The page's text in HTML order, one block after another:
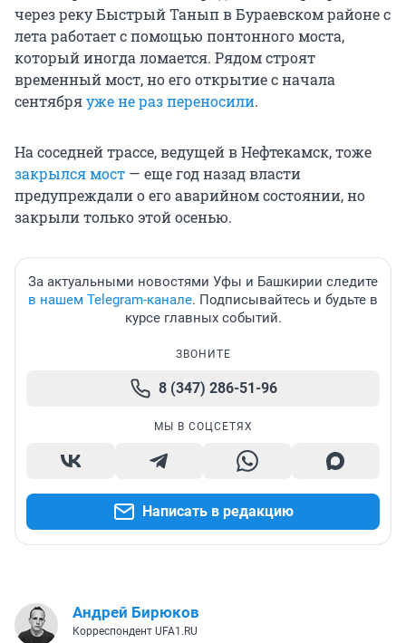
через реку Быстрый Танып в Бураевском районе с
лета работает с помощью понтонного моста,
который иногда ломается. Рядом строят
временный мост, но его открытие с начала
сентябряуже не раз переносили.
На соседней трассе, ведущей в Нефтекамск, тоже
закрылся мост — еще год назад власти
предупреждали о его аварийном состоянии, но
закрыли только этой осенью.
За актуальными новостями Уфы и Башкирии следите
в нашем Telegram-канале. Подписывайтесь и будьте в
курсе главных событий.
ЗВОНИТЕ
8 (347) 286-51-96
МЫ В СОЦСЕТЯХ
Написать в редакцию
Андрей Бирюков
Корреспондент UFA1.RU